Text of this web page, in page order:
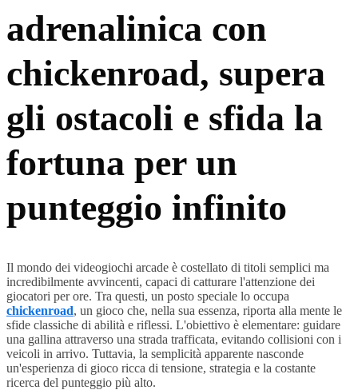
adrenalinica con
chickenroad, supera
gli ostacoli e sfida la
fortuna per un
punteggio infinito
Il mondo dei videogiochi arcade è costellato di titoli semplici ma
incredibilmente avvincenti, capaci di catturare l'attenzione dei
giocatori per ore. Tra questi, un posto speciale lo occupa
chickenroad, un gioco che, nella sua essenza, riporta alla mente le
sfide classiche di abilità e riflessi. L'obiettivo è elementare: guidare
una gallina attraverso una strada trafficata, evitando collisioni con i
veicoli in arrivo. Tuttavia, la semplicità apparente nasconde
un'esperienza di gioco ricca di tensione, strategia e la costante
ricerca del punteggio più alto.